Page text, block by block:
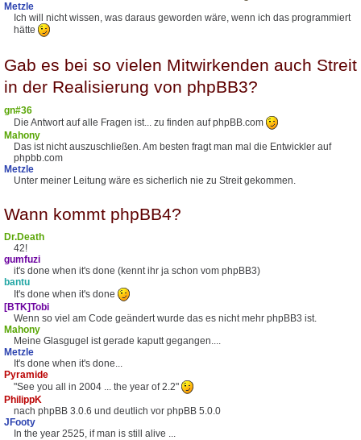
Metzle
Ich will nicht wissen, was daraus geworden wäre, wenn ich das programmiert
hätte
Gab es bei so vielen Mitwirkenden auch Streit
in der Realisierung von phpBB3?
gn#36
Die Antwort auf alle Fragen ist... zu finden auf phpBB.com
Mahony
Das ist nicht auszuschließen. Am besten fragt man mal die Entwickler auf
phpbb.com
Metzle
Unter meiner Leitung wäre es sicherlich nie zu Streit gekommen.
Wann kommt phpBB4?
Dr.Death
42!
gumfuzi
it's done when it's done (kennt ihr ja schon vom phpBB3)
bantu
It's done when it's done
[BTK]Tobi
Wenn so viel am Code geändert wurde das es nicht mehr phpBB3 ist.
Mahony
Meine Glasgugel ist gerade kaputt gegangen....
Metzle
It's done when it's done...
Pyramide
"See you all in 2004 ... the year of 2.2"
PhilippK
nach phpBB 3.0.6 und deutlich vor phpBB 5.0.0
JFooty
In the year 2525, if man is still alive ...